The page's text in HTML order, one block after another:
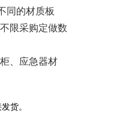
同的材质板
限采购定做数
、应急器材
货。